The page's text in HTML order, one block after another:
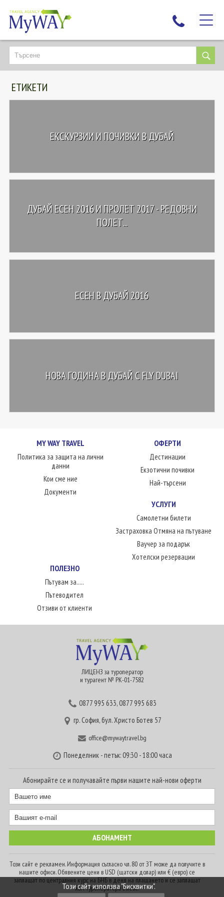
НАЙ-ТЪРСЕНИ
ДЕСТИНАЦИИ
ЕКЗОТИЧНИ ПОЧИВКИ
ЛЮБОПИТНО
КОНТАКТИ
ЕТИКЕТИ
ЕКСКУРЗИИ И ПОЧИВКИ В ДУБАЙ
ДУБАЙ ЕСЕН 2016 И ПРОЛЕТ 2017 - РЕДОВНИ
ПОЛЕТ...
ЕСЕН В ДУБАЙ 2016
НОВА ГОДИНА В ДУБАЙ С FLY DUBAI
MY WAY TRAVEL
Политика за защита на лични
данни
Кои сме ние
Документи
ОФЕРТИ
Дестинации
Екзотични почивки
Най-търсени
УСЛУГИ
Самолетни билети
Застраховка Отмяна на пътуване
Ваучер за подарък
Хотелски резервации
ПОЛЕЗНО
Пътувам за.....
Пътеводител
Отзиви от клиенти
ЛИЦЕНЗ за туроператор
и турагент № РК-01-7582
0877 995 633,0877 995 683
гр. София, бул. Христо Ботев 57
office@mywaytravel.bg
Понеделник - петък: 09:30 - 18:00 часа
Абонирайте се и получавайте първи нашите най-нови оферти
Този сайт е рекламен. Информация съгласно чл. 80 от ЗТ може да получите в
нашите офиси. Обявените цени в USD (щатски долар) или € (евро) се
заплащат по централния курс на БНБ в деня на плащането и се заплащат
към туроператора в лева.
Този сайт използва "Бисквитки".